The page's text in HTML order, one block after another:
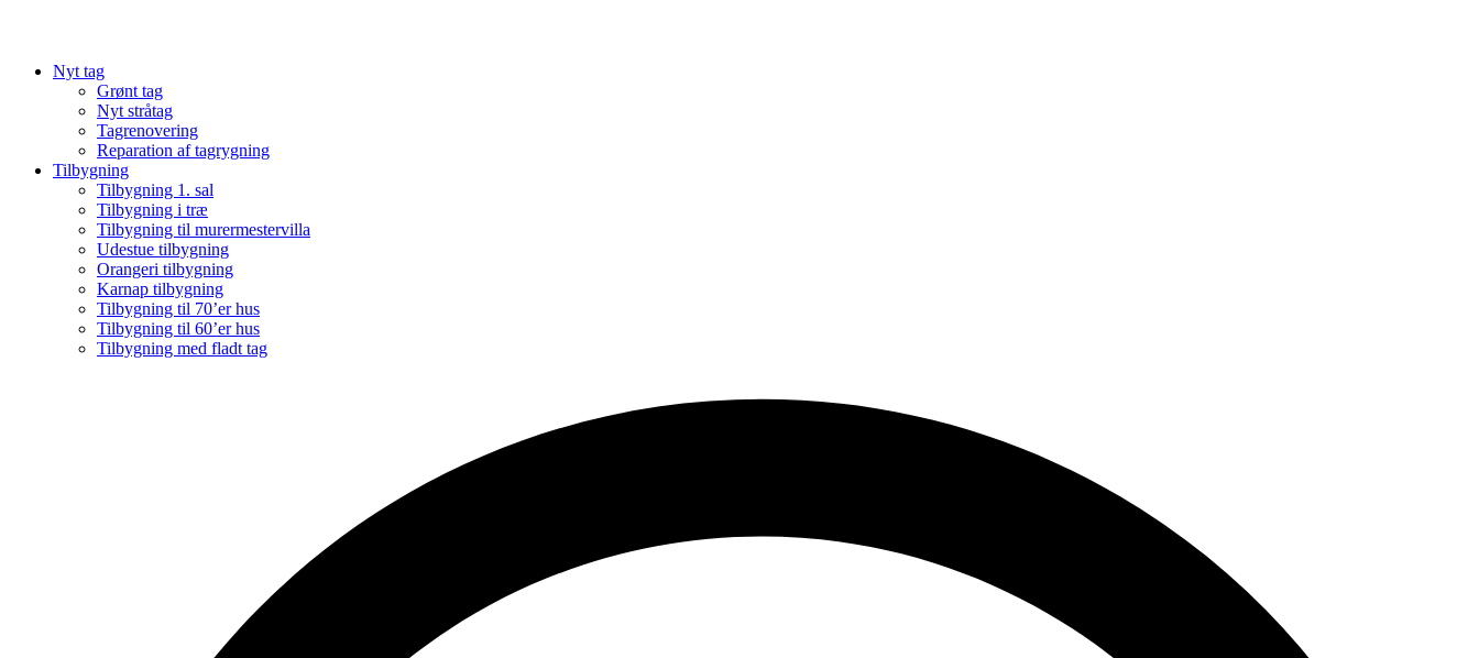
Nyt tag
Grønt tag
Nyt stråtag
Tagrenovering
Reparation af tagrygning
Tilbygning
Tilbygning 1. sal
Tilbygning i træ
Tilbygning til murermestervilla
Udestue tilbygning
Orangeri tilbygning
Karnap tilbygning
Tilbygning til 70’er hus
Tilbygning til 60’er hus
Tilbygning med fladt tag